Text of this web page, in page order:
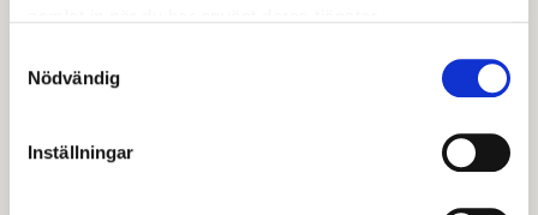
Nödvändig
Inställningar
skötas på samma plats som under normala